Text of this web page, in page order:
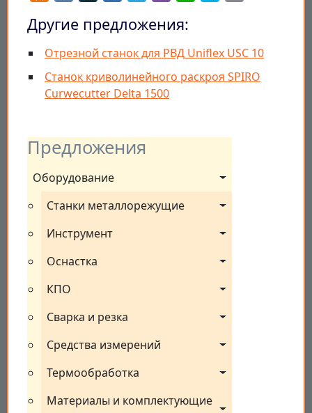
Предложения
Оборудование
Станки металлорежущие
Инструмент
Оснастка
КПО
Сварка и резка
Средства измерений
Термообработка
Материалы и комплектующие
Другие предложения:
Отрезной станок для РВД Uniflex USC 10
Станок криволинейного раскроя SPIRO
Curwecutter Delta 1500